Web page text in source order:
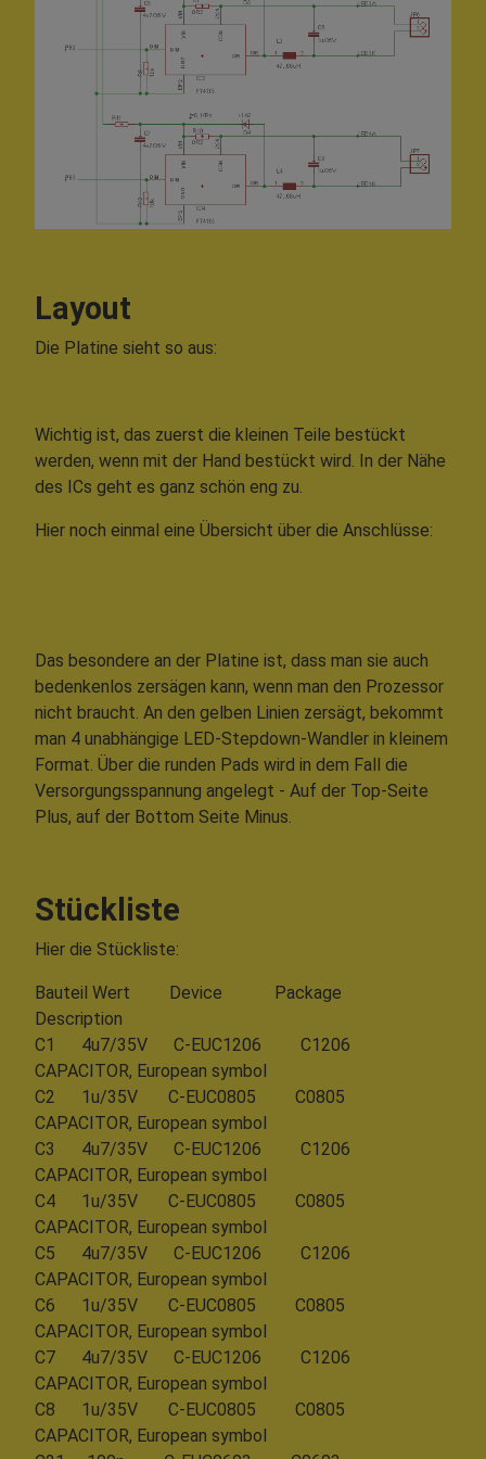
Layout
Die Platine sieht so aus:
Wichtig ist, das zuerst die kleinen Teile bestückt
werden, wenn mit der Hand bestückt wird. In der Nähe
des ICs geht es ganz schön eng zu.
Hier noch einmal eine Übersicht über die Anschlüsse:
Das besondere an der Platine ist, dass man sie auch
bedenkenlos zersägen kann, wenn man den Prozessor
nicht braucht. An den gelben Linien zersägt, bekommt
man 4 unabhängige LED-Stepdown-Wandler in kleinem
Format. Über die runden Pads wird in dem Fall die
Versorgungsspannung angelegt - Auf der Top-Seite
Plus, auf der Bottom Seite Minus.
Stückliste
Hier die Stückliste:
Bauteil Wert Device Package
Description
C1 4u7/35V C-EUC1206 C1206
CAPACITOR, European symbol
C2 1u/35V C-EUC0805 C0805
CAPACITOR, European symbol
C3 4u7/35V C-EUC1206 C1206
CAPACITOR, European symbol
C4 1u/35V C-EUC0805 C0805
CAPACITOR, European symbol
C5 4u7/35V C-EUC1206 C1206
CAPACITOR, European symbol
C6 1u/35V C-EUC0805 C0805
CAPACITOR, European symbol
C7 4u7/35V C-EUC1206 C1206
CAPACITOR, European symbol
C8 1u/35V C-EUC0805 C0805
CAPACITOR, European symbol